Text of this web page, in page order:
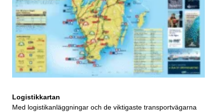
Logistikkartan
Med logistikanläggningar och de viktigaste transportvägarna